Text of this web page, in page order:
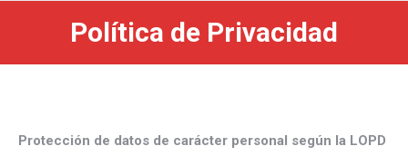
Política de Privacidad
Vous êtes ici :
Protección de datos de carácter personal según la LOPD